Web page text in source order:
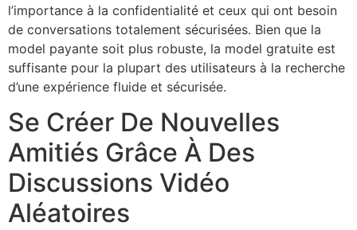
l’importance à la confidentialité et ceux qui ont besoin
de conversations totalement sécurisées. Bien que la
model payante soit plus robuste, la model gratuite est
suffisante pour la plupart des utilisateurs à la recherche
d’une expérience fluide et sécurisée.
Se Créer De Nouvelles
Amitiés Grâce À Des
Discussions Vidéo
Aléatoires